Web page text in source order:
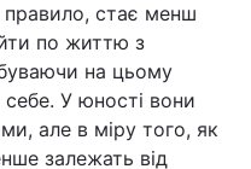
правило, стає менш
по життю з
на цьому
себе. У юності вони
але в міру того, як
залежать від